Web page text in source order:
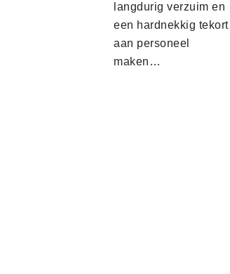
langdurig verzuim en
een hardnekkig tekort
aan personeel
maken…